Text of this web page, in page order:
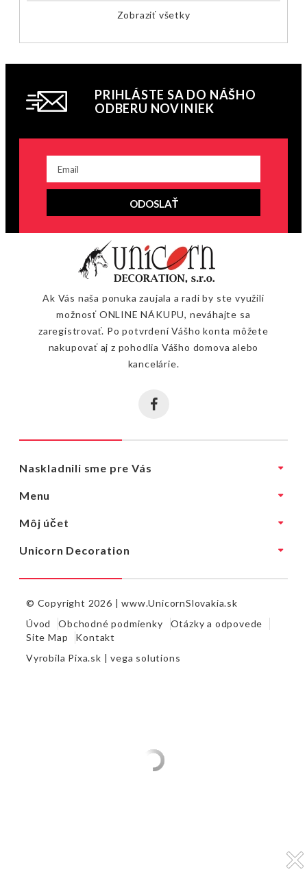
Zobraziť všetky
PRIHLÁSTE SA DO NÁŠHO
ODBERU NOVINIEK
ODOSLAŤ
Ak Vás naša ponuka zaujala a radi by ste využili
možnosť ONLINE NÁKUPU, neváhajte sa
zaregistrovať. Po potvrdení Vášho konta môžete
nakupovať aj z pohodlia Vášho domova alebo
kancelárie.
Naskladnili sme pre Vás
Menu
Môj účet
Unicorn Decoration
© Copyright 2026 |www.UnicornSlovakia.sk
Úvod
Obchodné podmienky
Otázky a odpovede
Site Map
Kontakt
Vyrobila Pixa.sk |vega solutions